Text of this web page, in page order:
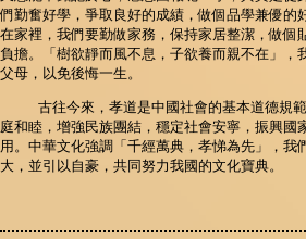
們勤奮好學，爭取良好的成績，做個品學兼優的
在家裡，我們要勤做家務，保持家居整潔，做個
負擔。「樹欲靜而風不息，子欲養而親不在」，
父母，以免後悔一生。
古往今來，孝道是中國社會的基本道德規
庭和睦，增強民族團結，穩定社會安寧，振興國
用。中華文化強調「千經萬典，孝悌為先」，我
大，並引以自豪，共同努力我國的文化寶典。